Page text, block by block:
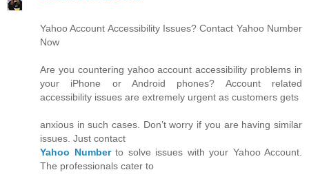
Yahoo Account Accessibility Issues? Contact Yahoo Number
Now
Are you countering yahoo account accessibility problems in
your iPhone or Android phones? Account related
accessibility issues are extremely urgent as customers gets
anxious in such cases. Don’t worry if you are having similar
issues. Just contact
Yahoo Numberto solve issues with your Yahoo Account.
The professionals cater to